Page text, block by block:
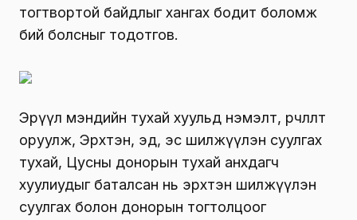
тогтвортой байдлыг хангах бодит боломж
бий болсныг тодотгов.
Эрүүл мэндийн тухай хуульд нэмэлт, өөрчлөлт
оруулж, Эрхтэн, эд, эс шилжүүлэн суулгах
тухай, Цусны донорын тухай анхдагч
хуулиудыг баталсан нь эрхтэн шилжүүлэн
суулгах болон донорын тогтолцоог